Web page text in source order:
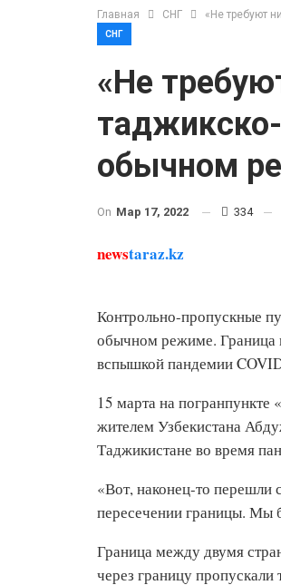
Главная СНГ «Не требуют
СНГ
«Не
таджикско-
обычном
On Мар 17, 2022 334
newstaraz.kz
Контрольно-пропускные
обычном режиме. Граница
вспышкой пандемии
15 марта на
жителем Узбекистана
Таджикистане во время
«Вот, наконец-то перешли
пересечении границы. Мы
Граница между двумя
через границу пропускали